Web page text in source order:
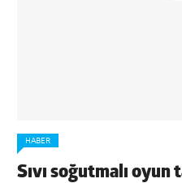
HABER
Sıvı soğutmalı oyun